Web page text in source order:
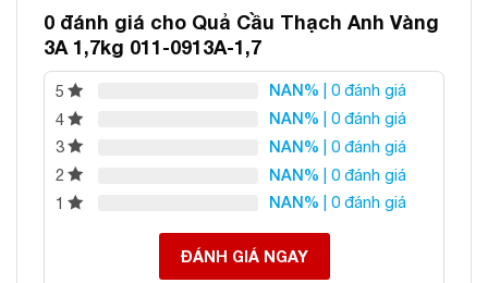
PHONG THỦY
Địa chỉ: 60/69 Bùi Huy Bích, Hoàng Mai, Hà Nội
Điện thoại: 0982 627 166
Email:
daphongthuyanphat@gmail.com
0 đánh giá cho Quả Cầu Thạch Anh Vàng
3A 1,7kg 011-0913A-1,7
5 NAN% | 0 đánh giá
4
NAN% | 0 đánh giá
3
NAN% | 0 đánh giá
2
NAN% | 0 đánh giá
1
NAN% | 0 đánh giá
ĐÁNH GIÁ NGAY